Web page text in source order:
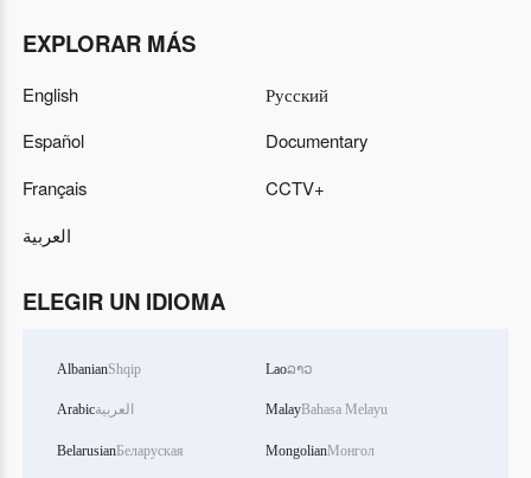
EXPLORAR MÁS
English
Español
Français
العربية
Русский
Documentary
CCTV+
ELEGIR UN IDIOMA
AlbanianShqip
Arabicالعربية
BelarusianБеларуская
Laoລາວ
MalayBahasa Melayu
MongolianМонгол